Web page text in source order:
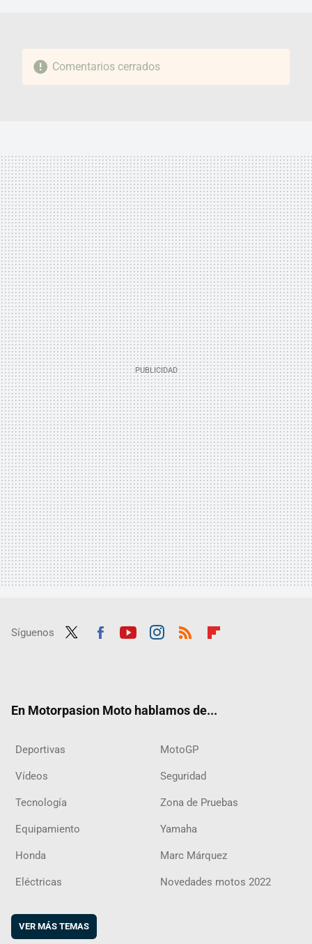
Comentarios cerrados
Síguenos
En Motorpasion Moto hablamos de...
Deportivas MotoGP
Vídeos Seguridad
Tecnología Zona de Pruebas
Equipamiento Yamaha
Honda Marc Márquez
Eléctricas Novedades motos 2022
VER MÁS TEMAS